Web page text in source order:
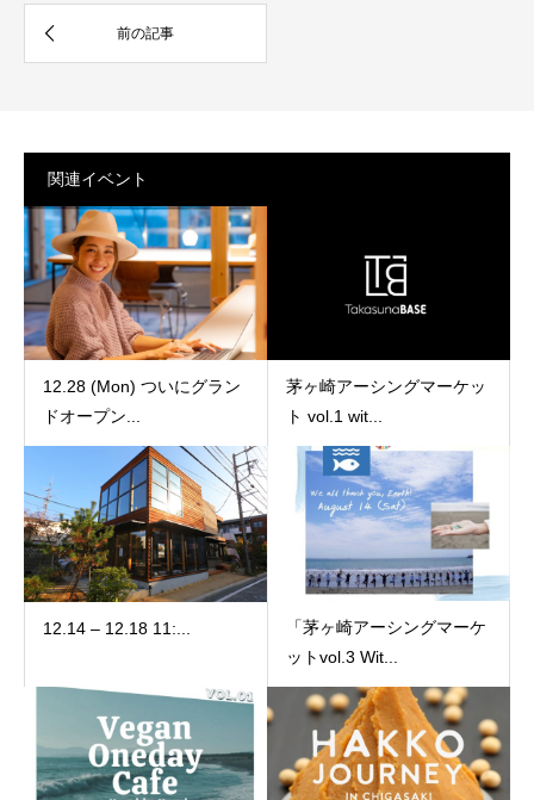
関連イベント
12.28 (Mon) ついにグラン
ドオープン...
茅ヶ崎アーシングマーケッ
ト vol.1 wit...
12.14 – 12.18 11:...
「茅ヶ崎アーシングマーケ
ットvol.3 Wit...